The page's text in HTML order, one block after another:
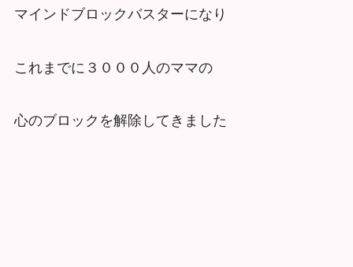
マインドブロックバスターになり
これまでに３０００人のママの
心のブロックを解除してきました